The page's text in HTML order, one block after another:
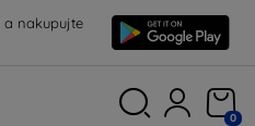
a nakupujte
0